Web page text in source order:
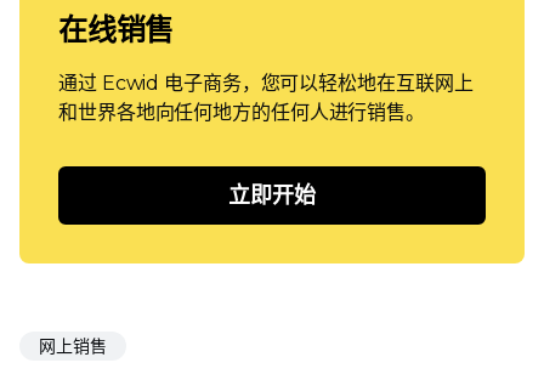
在线销售
通过 Ecwid 电子商务，您可以轻松地在互联网上
和世界各地向任何地方的任何人进行销售。
立即开始
网上销售